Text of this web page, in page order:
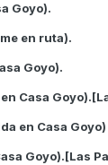
Goyo).
en ruta).
Goyo).
Casa
en Casa Goyo)
Goyo).[Las